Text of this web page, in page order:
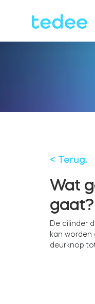
< Terug.
Wat
gaat?
De cilinder
kan worden
deurknop